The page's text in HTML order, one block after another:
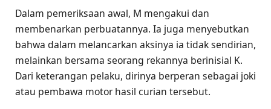
Dalam pemeriksaan awal, M mengakui dan
membenarkan perbuatannya. Ia juga menyebutkan
bahwa dalam melancarkan aksinya ia tidak sendirian,
melainkan bersama seorang rekannya berinisial K.
Dari keterangan pelaku, dirinya berperan sebagai joki
atau pembawa motor hasil curian tersebut.